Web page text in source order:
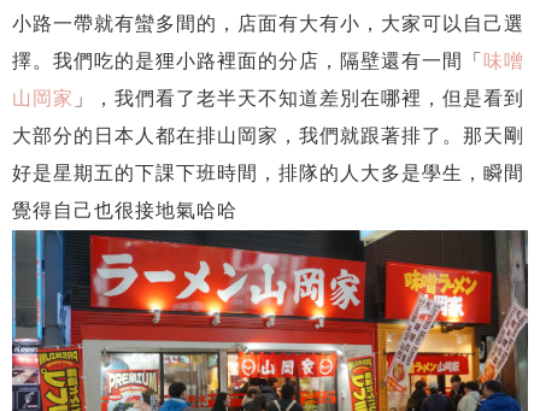
小路一帶就有蠻多間的，店面有大有小，大家可以自己選
擇。我們吃的是狸小路裡面的分店，隔壁還有一間「 味噌
山岡家 」，我們看了老半天不知道差別在哪裡，但是看到
大部分的日本人都在排山岡家，我們就跟著排了。那天剛
好是星期五的下課下班時間，排隊的人大多是學生，瞬間
覺得自己也很接地氣哈哈